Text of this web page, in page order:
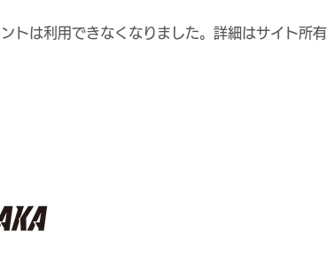
トは利用できなくなりました。詳細はサイト所